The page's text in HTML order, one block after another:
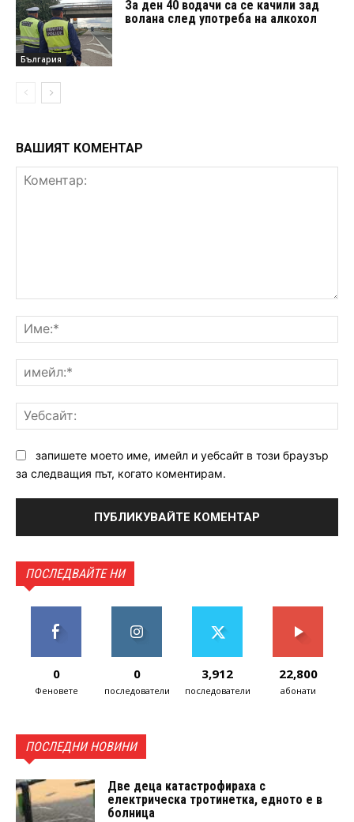
България
За ден 40 водачи са се качили зад
волана след употреба на алкохол
ВАШИЯТ КОМЕНТАР
запишете моето име, имейл и уебсайт в този браузър
за следващия път, когато коментирам.
ПОСЛЕДВАЙТЕ НИ
0
Феновете
0
последователи
3,912
последователи
22,800
абонати
ПОСЛЕДНИ НОВИНИ
Две деца катастрофираха с
електрическа тротинетка, едното е в
болница